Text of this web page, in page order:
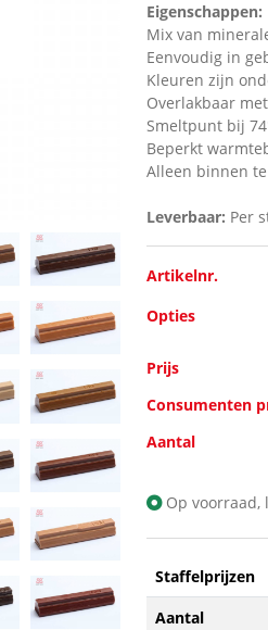
Eigenschappen:
Mix van
Eenvoudig in
Kleuren zijn
Overlakbaar
Smeltpunt bij
Beperkt
Alleen binnen
Leverbaar: Per
Artikelnr.
Opties
Prijs
Consumenten
Aantal
Op voorraad,
Staffelprijzen
Aantal